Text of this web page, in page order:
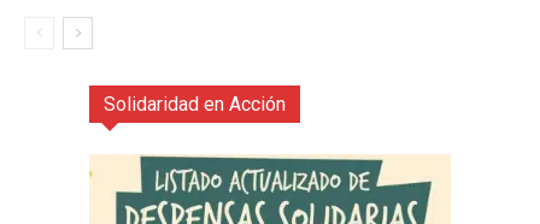
Solidaridad en Acción